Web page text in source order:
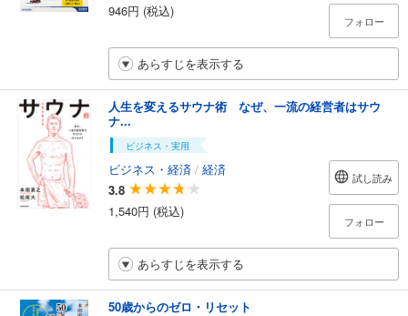
946円 (税込)
フォロー
あらすじを表示する
人生を変えるサウナ術 なぜ、一流の経営者はサウ
ナ...
ビジネス・実用
ビジネス・経済 / 経済
3.8
1,540円 (税込)
試し読み
フォロー
あらすじを表示する
50歳からのゼロ・リセット